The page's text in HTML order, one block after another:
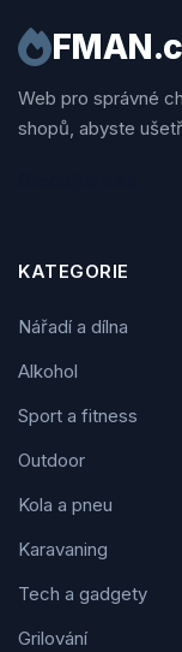
Web pro správné
shopů, abyste
KATEGORIE
Nářadí a dílna
Alkohol
Sport a fitness
Outdoor
Kola a pneu
Karavaning
Tech a gadgety
Grilování